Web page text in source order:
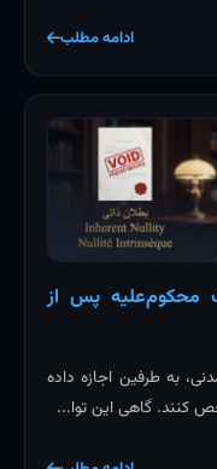
ادامه مطلب
محکوم‌علیه پس از
مدنی، به طرفین اجازه داده
کنند. گاهی این توا...